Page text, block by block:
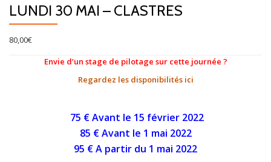
LUNDI 30 MAI – CLASTRES
80,00€
Envie d’un stage de pilotage sur cette journée ?
Regardez les disponibilités ici
75 € Avant le 15 février 2022
85 € Avant le 1 mai 2022
95 € A partir du 1 mai 2022